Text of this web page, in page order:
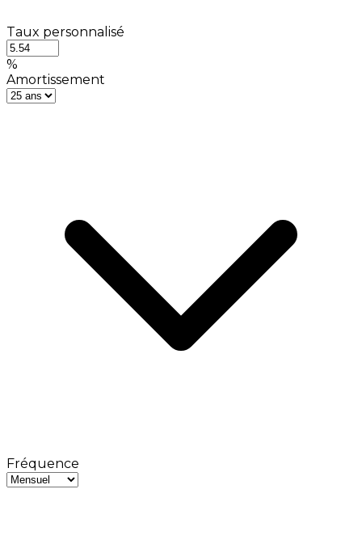
Taux personnalisé
%
Amortissement
Fréquence